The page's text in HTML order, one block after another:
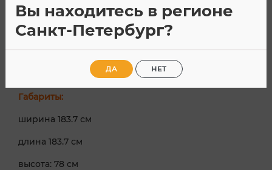
Описание Характеристики
Кровать двуспальная КР 1800с размером
спального места 180х180 см.
Габариты:
ширина 183.7 см
длина 183.7 см
высота: 78 см
Вы находитесь в регионе
Санкт-Петербург?
ДА НЕТ